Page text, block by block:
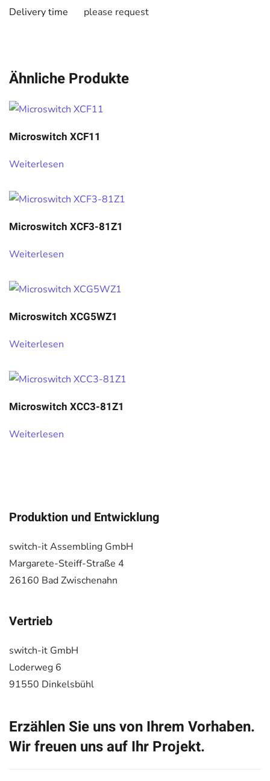
Delivery time please request
Ähnliche Produkte
Microswitch XCF11
Weiterlesen
Microswitch XCF3-81Z1
Weiterlesen
Microswitch XCG5WZ1
Weiterlesen
Microswitch XCC3-81Z1
Weiterlesen
Produktion und Entwicklung
switch-it Assembling GmbH
Margarete-Steiff-Straße 4
26160 Bad Zwischenahn
Vertrieb
switch-it GmbH
Loderweg 6
91550 Dinkelsbühl
Erzählen Sie uns von Ihrem Vorhaben.
Wir freuen uns auf Ihr Projekt.